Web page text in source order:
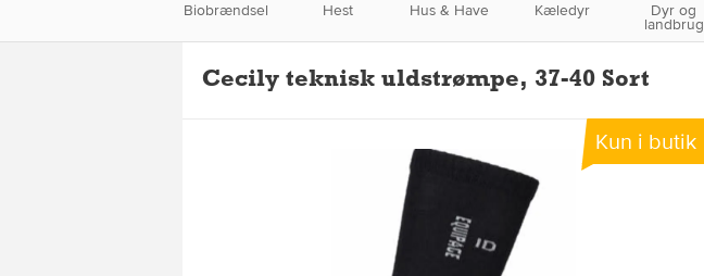
Biobrændsel Hest Hus & Have Kæledyr Dyr og
landbrug
Cecily teknisk uldstrømpe, 37-40 Sort
Kun i butik